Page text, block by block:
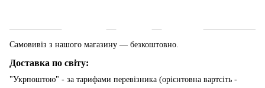
Самовивіз з нашого магазину — безкоштовно.
Доставка по світу:
"Укрпоштою" - за тарифами перевізника (орієнтовна вартсіть -